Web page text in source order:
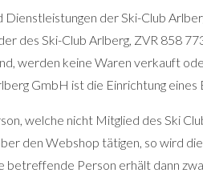
Dienstleistungen der Ski-Club
des Ski-Club Arlberg, ZVR 858
werden keine Waren verkauft
GmbH ist die Einrichtung
welche nicht Mitglied des Ski
den Webshop tätigen, so wird
betreffende Person erhält dann